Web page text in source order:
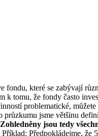
fondu, které se zabývají
k tomu, že fondy často
problematické,
průzkumu jsme většinu
jsou tedy
Příklad: Předpokládejme, že